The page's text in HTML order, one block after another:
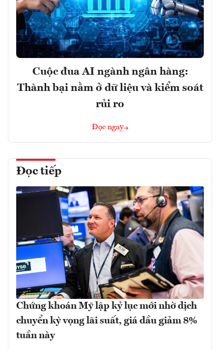
Cuộc đua AI ngành ngân hàng:
Thành bại nằm ở dữ liệu và kiểm soát
rủi ro
Đọc ngay
Đọc tiếp
Chứng khoán Mỹ lập kỷ lục mới nhờ dịch
chuyển kỳ vọng lãi suất, giá dầu giảm 8%
tuần này